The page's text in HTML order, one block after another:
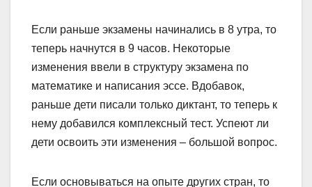
Если раньше экзамены начинались в 8 утра, то
теперь начнутся в 9 часов. Некоторые
изменения ввели в структуру экзамена по
математике и написания эссе. Вдобавок,
раньше дети писали только диктант, то теперь к
нему добавился комплексный тест. Успеют ли
дети освоить эти изменения – большой вопрос.
Если основываться на опыте других стран, то